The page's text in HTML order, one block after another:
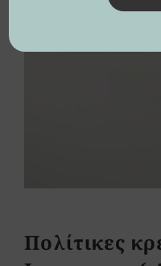
Πολίτικες